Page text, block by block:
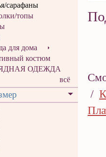
сарафаны
топы
для дома
костюм
ОДЕЖДА
всё
/